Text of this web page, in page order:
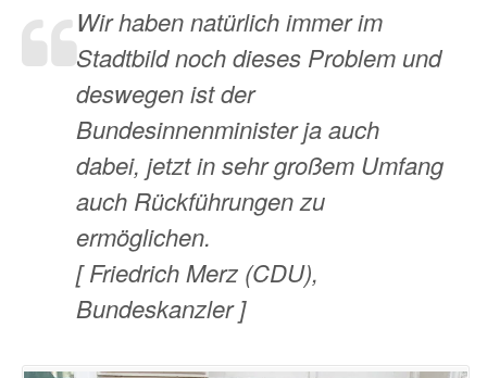
Wir haben natürlich immer im
Stadtbild noch dieses Problem und
deswegen ist der
Bundesinnenminister ja auch
dabei, jetzt in sehr großem Umfang
auch Rückführungen zu
ermöglichen.
[ Friedrich Merz (CDU),
Bundeskanzler ]